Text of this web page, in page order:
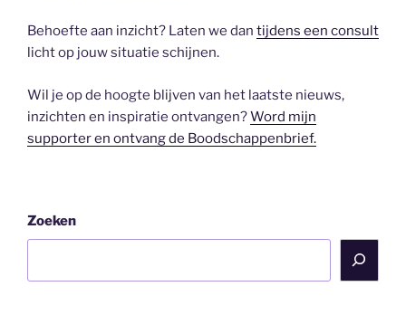
Behoefte aan inzicht? Laten we dan tijdens een consult
licht op jouw situatie schijnen.
Wil je op de hoogte blijven van het laatste nieuws,
inzichten en inspiratie ontvangen?Word mijn
supporter en ontvang de Boodschappenbrief.
Zoeken